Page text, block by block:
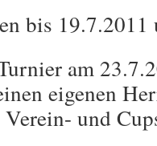
bis
am
eigenen
und